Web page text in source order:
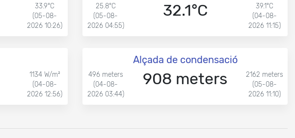
33.9°C
(05-08-
2026 10:26)
25.8°C
(05-08-
2026 04:55)
32.1°C
39.1°C
(04-08-
2026 11:15)
1134 W/m²
(04-08-
2026 12:56)
Alçada de condensació
496 meters
(04-08-
2026 03:44)
908 meters
2162 meters
(05-08-
2026 11:10)